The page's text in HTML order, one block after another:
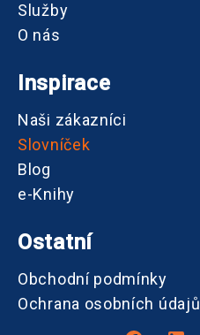
Služby
O nás
Inspirace
Naši zákazníci
Slovníček
Blog
e-Knihy
Ostatní
Obchodní podmínky
Ochrana osobních údajů